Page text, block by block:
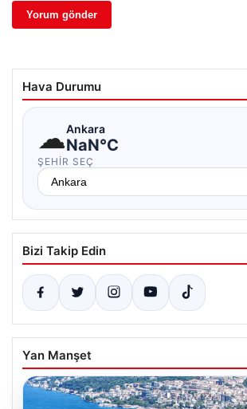
Hava Durumu
☁Ankara
NaN°C
ŞEHIR SEÇ
Bizi Takip Edin
Yan Manşet